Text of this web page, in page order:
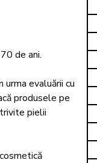
de ani.
evaluării cu
produsele pe
pielii